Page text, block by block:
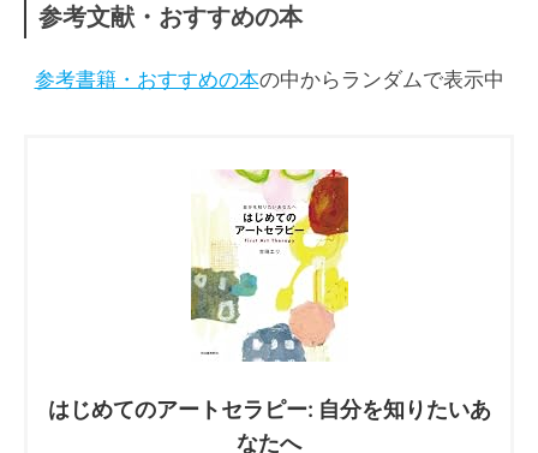
参考文献・おすすめの本
参考書籍・おすすめの本の中からランダムで表示中
はじめてのアートセラピー: 自分を知りたいあ
なたへ